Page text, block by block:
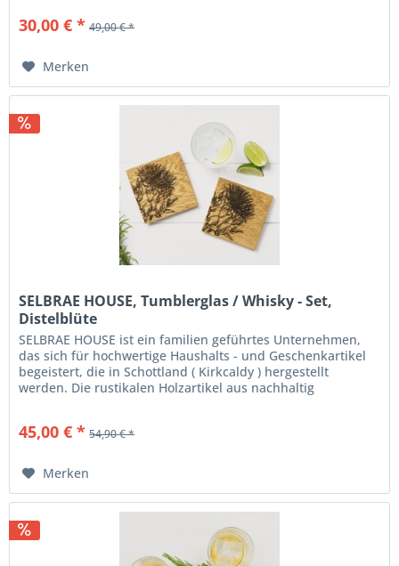
30,00 € * 49,00 € *
Merken
SELBRAE HOUSE, Tumblerglas / Whisky - Set,
Distelblüte
SELBRAE HOUSE ist ein familien geführtes Unternehmen,
das sich für hochwertige Haushalts - und Geschenkartikel
begeistert, die in Schottland ( Kirkcaldy ) hergestellt
werden. Die rustikalen Holzartikel aus nachhaltig
45,00 € * 54,90 € *
Merken